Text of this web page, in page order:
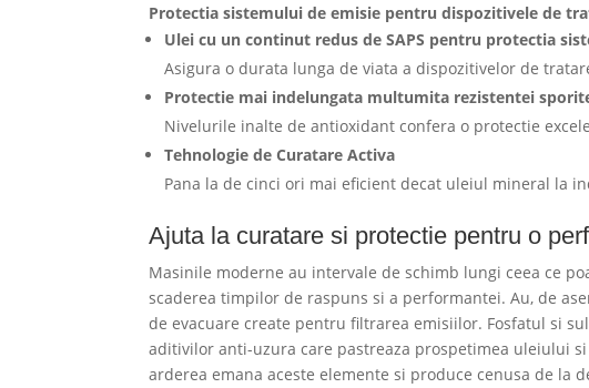
Protectia sistemului de emisie pentru dispozitivele de
Ulei cu un continut redus de SAPS pentru protectia
Asigura o durata lunga de viata a dispozitivelor de
Protectie mai indelungata multumita rezistentei
Nivelurile inalte de antioxidant confera o protectie
Tehnologie de Curatare Activa
Pana la de cinci ori mai eficient decat uleiul mineral la
Ajuta la curatare si protectie pentru o
Masinile moderne au intervale de schimb lungi ceea ce
scaderea timpilor de raspuns si a performantei. Au, de
de evacuare create pentru filtrarea emisiilor. Fosfatul si
aditivilor anti-uzura care pastreaza prospetimea uleiului
arderea emana aceste elemente si produce cenusa de la